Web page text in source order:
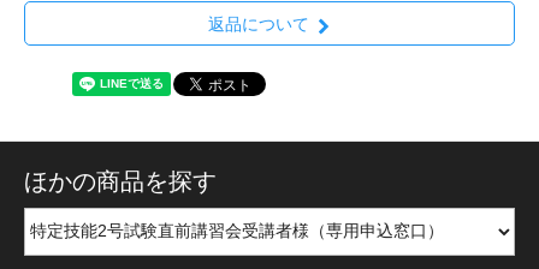
返品について
ほかの商品を探す